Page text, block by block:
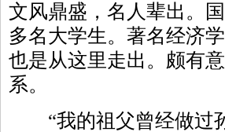
文风鼎盛，名人辈出。
多名大学生。著名经济
也是从这里走出。颇有
系。
“我的祖父曾经做过孙